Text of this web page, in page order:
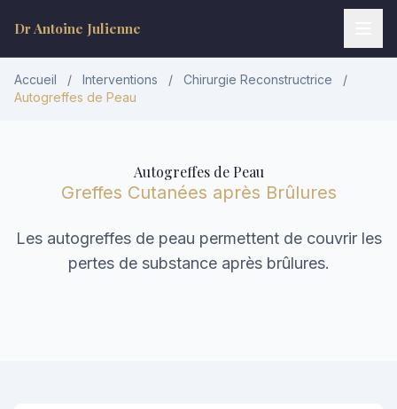
Dr Antoine Julienne
Accueil / Interventions / Chirurgie Reconstructrice
/
Autogreffes de Peau
Autogreffes de Peau
Greffes Cutanées après Brûlures
Les autogreffes de peau permettent de couvrir les
pertes de substance après brûlures.
Dr Antoine Julienne
Assistant virtuel • Chirurgie plastique